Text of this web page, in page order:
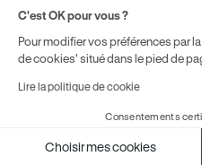
C'est OK pour vous ?
Pour modifier vos préférences par
de cookies' situé dans le pied de
Lire la politique de cookie
Consentements
Choisir mes cookies
Cookies